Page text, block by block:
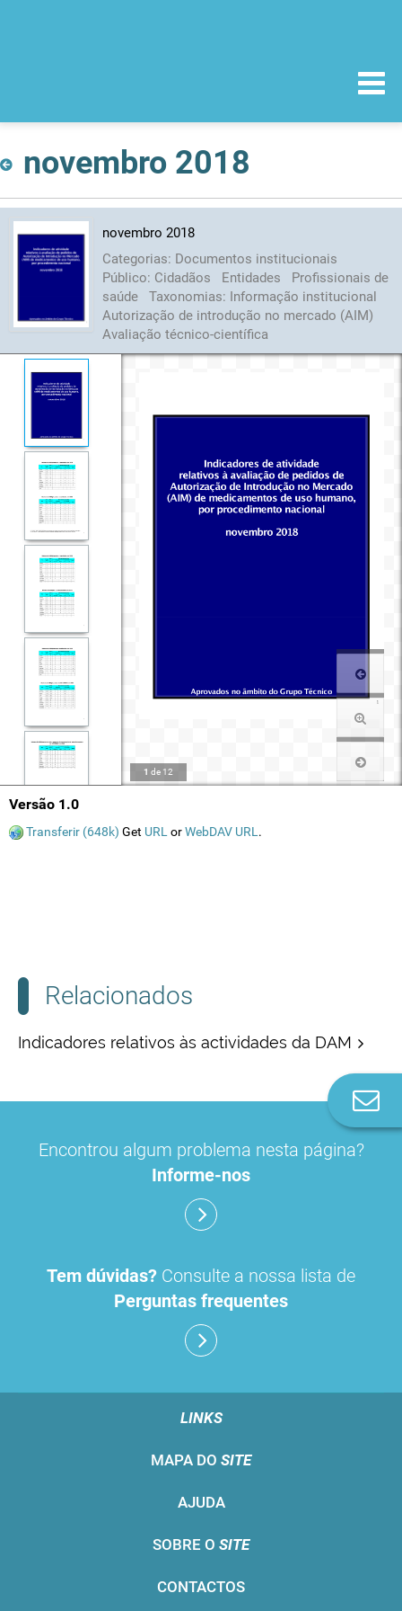
novembro 2018
novembro 2018
Categorias: Documentos institucionais
Público: Cidadãos Entidades
Profissionais de
saúde
Taxonomias: Informação institucional
Autorização de introdução no mercado (AIM)
Avaliação técnico-científica
1 de 12
Versão 1.0
Transferir (648k) Get URL orWebDAV URL .
Relacionados
Indicadores relativos às actividades da DAM
Encontrou algum problema nesta página?
Informe-nos
Tem dúvidas? Consulte a nossa lista de
Perguntas frequentes
LINKS
MAPA DO SITE
AJUDA
SOBRE O SITE
CONTACTOS